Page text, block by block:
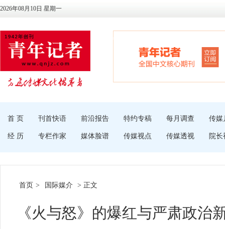
2026年08月10日 星期一
首 页 刊首快语 前沿报告 特约专稿 每月调查 传媒
经 历 专栏作家 媒体脸谱 传媒视点 传媒透视 院长
首页 > 国际媒介 > 正文
《火与怒》的爆红与严肃政治